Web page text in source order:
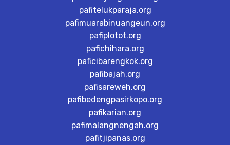
pafitelukparaja.org
pafimuarabinuangeun.org
pafiplotot.org
pafichihara.org
paficibarengkok.org
pafibajah.org
pafisareweh.org
pafibedengpasirkopo.org
pafikarian.org
pafimalangnengah.org
pafitjipanas.org